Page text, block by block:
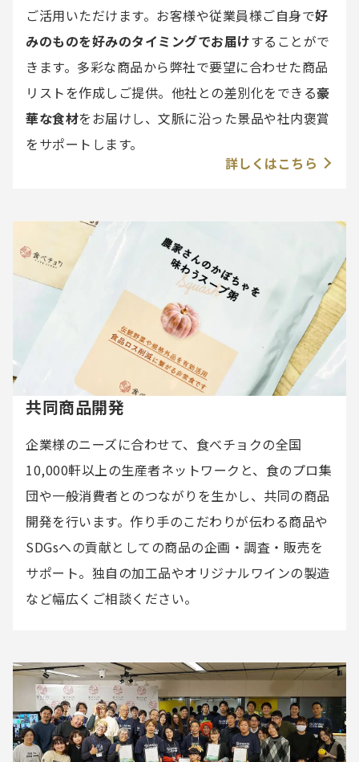
ご活用いただけます。お客様や従業員様ご自身で好
みのものを好みのタイミングでお届けすることがで
きます。多彩な商品から弊社で要望に合わせた商品
リストを作成しご提供。他社との差別化をできる豪
華な食材をお届けし、文脈に沿った景品や社内褒賞
をサポートします。
詳しくはこちら
共同商品開発
企業様のニーズに合わせて、食べチョクの全国
10,000軒以上の生産者ネットワークと、食のプロ集
団や一般消費者とのつながりを生かし、共同の商品
開発を行います。作り手のこだわりが伝わる商品や
SDGsへの貢献としての商品の企画・調査・販売を
サポート。独自の加工品やオリジナルワインの製造
など幅広くご相談ください。